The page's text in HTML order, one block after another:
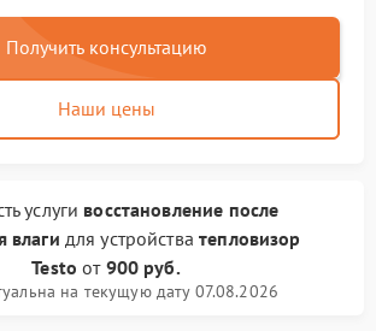
Получить консультацию
Наши цены
услуги восстановление после
влаги для устройстватепловизор
Testo от 900 руб.
на текущую дату 07.08.2026